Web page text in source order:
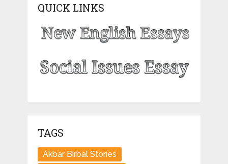
QUICK LINKS
TAGS
Akbar Birbal Stories